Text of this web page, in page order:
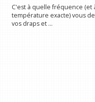
C'est à quelle fréquence (et
température exacte) vous
vos draps et ...